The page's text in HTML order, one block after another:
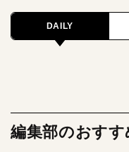
DAILY
編集部のおすす